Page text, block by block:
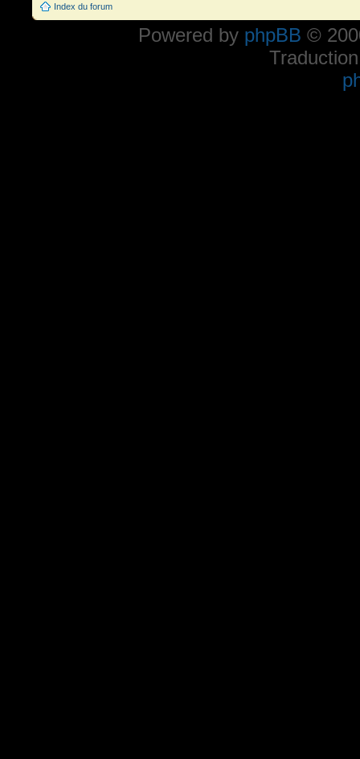
Index du forum
Powered by phpBB ©